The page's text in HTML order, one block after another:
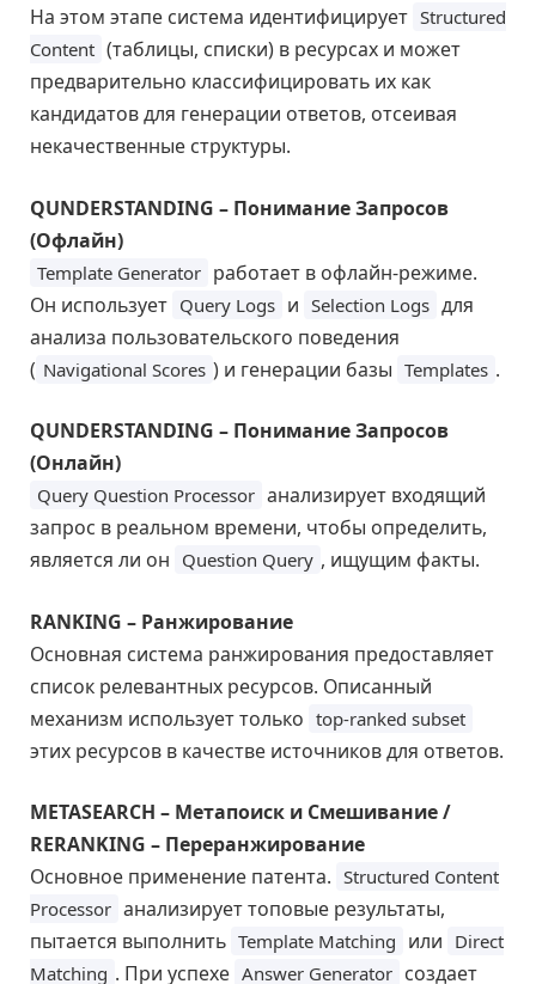
На этом этапе система идентифицирует Structured
Content (таблицы, списки) в ресурсах и может
предварительно классифицировать их как
кандидатов для генерации ответов, отсеивая
некачественные структуры.
QUNDERSTANDING – Понимание Запросов
(Офлайн)
Template Generator работает в офлайн-режиме.
Он использует Query Logs и Selection Logs для
анализа пользовательского поведения
( Navigational Scores ) и генерации базы Templates .
QUNDERSTANDING – Понимание Запросов
(Онлайн)
Query Question Processor анализирует входящий
запрос в реальном времени, чтобы определить,
является ли он Question Query , ищущим факты.
RANKING – Ранжирование
Основная система ранжирования предоставляет
список релевантных ресурсов. Описанный
механизм использует только top-ranked subset
этих ресурсов в качестве источников для ответов.
METASEARCH – Метапоиск и Смешивание /
RERANKING – Переранжирование
Основное применение патента. Structured Content
Processor анализирует топовые результаты,
пытается выполнить Template Matching или Direct
Matching . При успехе Answer Generator создает